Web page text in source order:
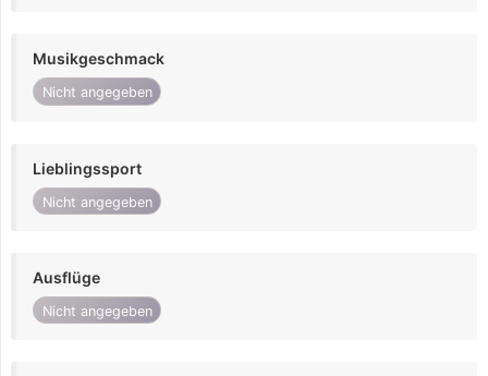
Musikgeschmack
Nicht angegeben
Lieblingssport
Nicht angegeben
Ausflüge
Nicht angegeben